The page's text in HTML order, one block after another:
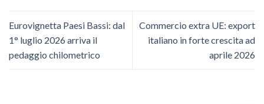
Eurovignetta Paesi Bassi: dal
1° luglio 2026 arriva il
pedaggio chilometrico
Commercio extra UE: export
italiano in forte crescita ad
aprile 2026